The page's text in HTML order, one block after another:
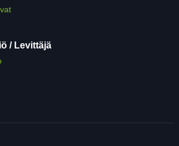
/ Levittäjä